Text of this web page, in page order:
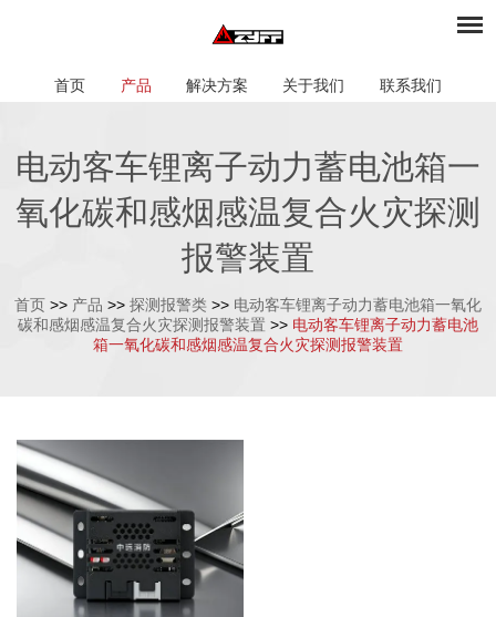
首页 产品 解决方案 关于我们 联系我们
电动客车锂离子动力蓄电池箱一
氧化碳和感烟感温复合火灾探测
报警装置
首页 >> 产品 >> 探测报警类 >> 电动客车锂离子动力蓄电池箱一氧化
碳和感烟感温复合火灾探测报警装置 >> 电动客车锂离子动力蓄电池
箱一氧化碳和感烟感温复合火灾探测报警装置